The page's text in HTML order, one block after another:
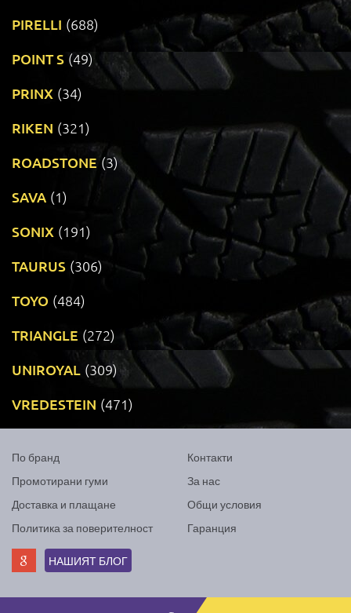
PIRELLI (688)
POINT S (49)
PRINX (34)
RIKEN (321)
ROADSTONE (3)
SAVA (1)
SONIX (191)
TAURUS (306)
TOYO (484)
TRIANGLE (272)
UNIROYAL (309)
VREDESTEIN (471)
По бранд
Промотирани гуми
Доставка и плащане
Политика за поверителност
Контакти
За нас
Общи условия
Гаранция
НАШИЯТ БЛОГ